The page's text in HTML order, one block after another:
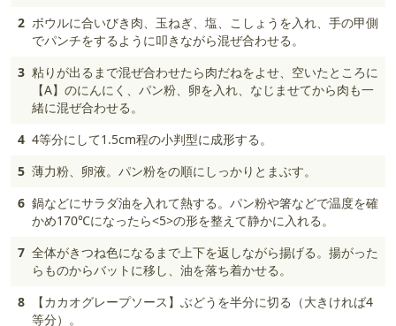
2 ボウルに合いびき肉、玉ねぎ、塩、こしょうを入れ、手の甲側
でパンチをするように叩きながら混ぜ合わせる。
3 粘りが出るまで混ぜ合わせたら肉だねをよせ、空いたところに
【A】のにんにく、パン粉、卵を入れ、なじませてから肉も一
緒に混ぜ合わせる。
4 4等分にして1.5cm程の小判型に成形する。
5 薄力粉、卵液。パン粉をの順にしっかりとまぶす。
6 鍋などにサラダ油を入れて熱する。パン粉や箸などで温度を確
かめ170℃になったら<5>の形を整えて静かに入れる。
7 全体がきつね色になるまで上下を返しながら揚げる。揚がった
らものからバットに移し、油を落ち着かせる。
8
【カカオグレープソース】ぶどうを半分に切る（大きければ4
等分）。